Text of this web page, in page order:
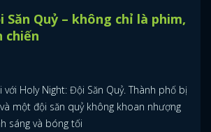
Quỷ – không chỉ là phim,
chiến
Holy Night: Đội Săn Quỷ. Thành phố bị
một đội săn quỷ không khoan nhượng
sáng và bóng tối